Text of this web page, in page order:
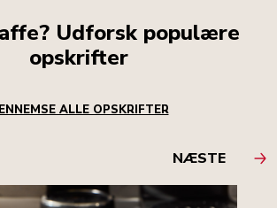
Udforsk populære
opskrifter
ALLE OPSKRIFTER
NÆSTE